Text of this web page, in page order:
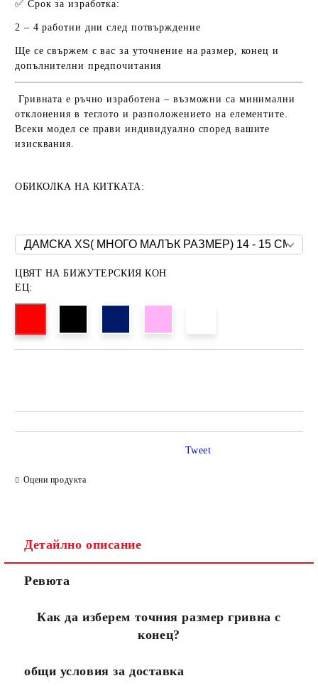
✅ Срок за изработка:
2 – 4 работни дни след потвърждение
Ще се свържем с вас за уточнение на размер, конец и
допълнителни предпочитания
Гривната е ръчно изработена – възможни са минимални
отклонения в теглото и разположението на елементите.
Всеки модел се прави индивидуално според вашите
изисквания.
ОБИКОЛКА НА КИТКАТА:
ЦВЯТ НА БИЖУТЕРСКИЯ КОН
ЕЦ:
Оцени продукта
Tweet
Детайлно описание
Ревюта
Как да изберем точния размер гривна с
конец?
общи условия за доставка